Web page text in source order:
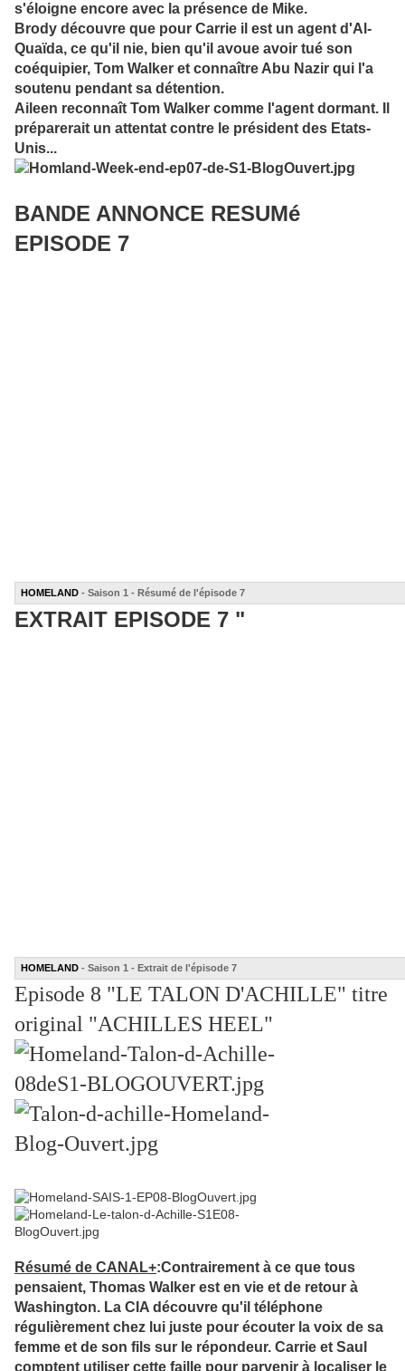
s'éloigne encore avec la présence de Mike.
Brody découvre que pour Carrie il est un agent d'Al-
Quaïda, ce qu'il nie, bien qu'il avoue avoir tué son
coéquipier, Tom Walker et connaître Abu Nazir qui l'a
soutenu pendant sa détention.
Aileen reconnaît Tom Walker comme l'agent dormant. Il
préparerait un attentat contre le président des Etats-
Unis...
BANDE ANNONCE RESUMé
EPISODE 7
HOMELAND - Saison 1 - Résumé de l'épisode 7
EXTRAIT EPISODE 7 "
HOMELAND - Saison 1 - Extrait de l'épisode 7
Episode 8 "LE TALON D'ACHILLE" titre
original "ACHILLES HEEL"
Résumé de CANAL+:Contrairement à ce que tous
pensaient, Thomas Walker est en vie et de retour à
Washington. La CIA découvre qu'il téléphone
régulièrement chez lui juste pour écouter la voix de sa
femme et de son fils sur le répondeur. Carrie et Saul
comptent utiliser cette faille pour parvenir à localiser le